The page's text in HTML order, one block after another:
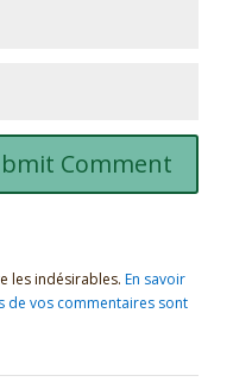
les indésirables. En savoir
de vos commentaires sont